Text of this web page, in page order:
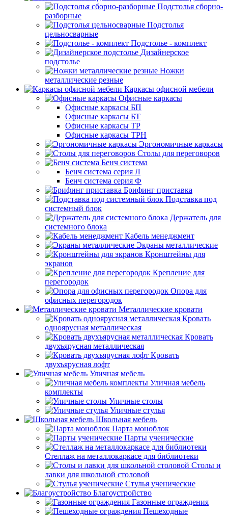
Подстолья сборно-
разборные
Подстолья
цельносварные
Подстолье - комплект
Дизайнерское
подстолье
Ножки
металлические резные
Каркасы офисной мебели
Офисные каркасы
Офисные каркасы БП
Офисные каркасы БТ
Офисные каркасы ТР
Офисные каркасы ТРН
Эргономичные каркасы
Столы для переговоров
Бенч система
Бенч система серия Л
Бенч система серия Ф
Брифинг приставка
Подставка под
системный блок
Держатель для
системного блока
Кабель менеджмент
Экраны металлические
Кронштейны для
экранов
Крепление для
перегородок
Опора для
офисных перегородок
Металлические кровати
Кровать
одноярусная металлическая
Кровать
двухъярусная металлическая
Кровать
двухъярусная лофт
Уличная мебель
Уличная мебель
комплекты
Уличные столы
Уличные стулья
Школьная мебель
Парта моноблок
Парты ученические
Стеллаж на металлокаркасе для библиотеки
Столы и
лавки для школьной столовой
Стулья ученические
Благоустройство
Газонные ограждения
Пешеходные